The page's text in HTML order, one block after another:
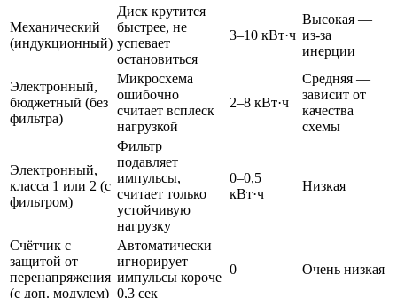
Механический
(индукционный)
Диск крутится
быстрее, не
успевает
остановиться
3–10 кВт·ч
Высокая —
из-за
инерции
Электронный,
бюджетный (без
фильтра)
Микросхема
ошибочно
считает всплеск
нагрузкой
2–8 кВт·ч
Средняя —
зависит от
качества
схемы
Электронный,
класса 1 или 2 (с
фильтром)
Фильтр
подавляет
импульсы,
считает только
устойчивую
нагрузку
0–0,5
кВт·ч
Низкая
Счётчик с
защитой от
перенапряжения
(с доп. модулем)
Автоматически
игнорирует
импульсы короче
0,3 сек
0 Очень низкая